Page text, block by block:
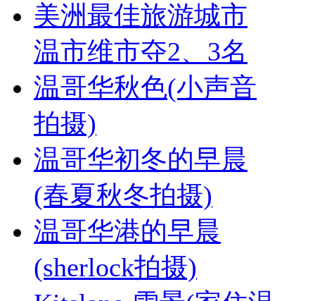
美洲最佳旅游城市
温市维市夺2、3名
温哥华秋色(小声音
拍摄)
温哥华初冬的早晨
(春夏秋冬拍摄)
温哥华港的早晨
(sherlock拍摄)